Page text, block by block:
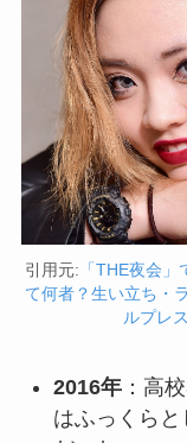
引用元: 「THE夜会
て何者？生い立ち
ルプレ
2016年：高
はふっくら